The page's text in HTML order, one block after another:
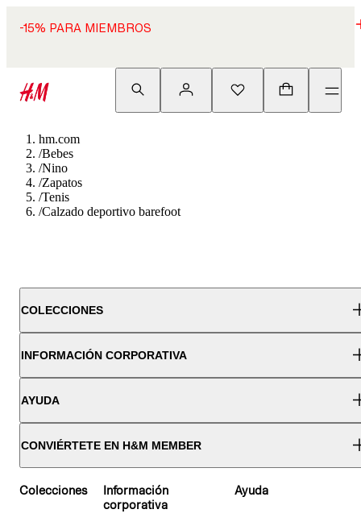
-15% PARA MIEMBROS
hm.com
/Bebes
/Nino
/Zapatos
/Tenis
/Calzado deportivo barefoot
COLECCIONES
INFORMACIÓN CORPORATIVA
AYUDA
CONVIÉRTETE EN H&M MEMBER
Colecciones
Información
corporativa
Ayuda